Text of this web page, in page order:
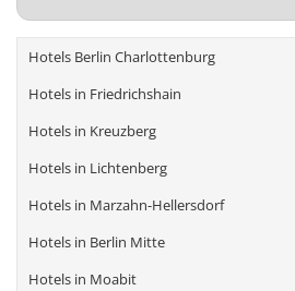
Hotels Berlin Charlottenburg
Hotels in Friedrichshain
Hotels in Kreuzberg
Hotels in Lichtenberg
Hotels in Marzahn-Hellersdorf
Hotels in Berlin Mitte
Hotels in Moabit